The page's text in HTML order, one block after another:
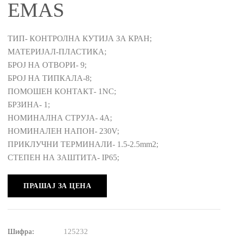
EMAS
ТИП- КОНТРОЛНА КУТИЈА ЗА КРАН;
МАТЕРИЈАЛ-ПЛАСТИКА;
БРОЈ НА ОТВОРИ- 9;
БРОЈ НА ТИПКАЛА-8;
ПОМОШЕН КОНТАКТ- 1NC;
БРЗИНА- 1;
НОМИНАЛНА СТРУЈА- 4A;
НОМИНАЛЕН НАПОН- 230V;
ПРИКЛУЧНИ ТЕРМИНАЛИ- 1.5-2.5mm2;
СТЕПЕН НА ЗАШТИТА- IP65;
ПРАШАЈ ЗА ЦЕНА
Шифра:
125232